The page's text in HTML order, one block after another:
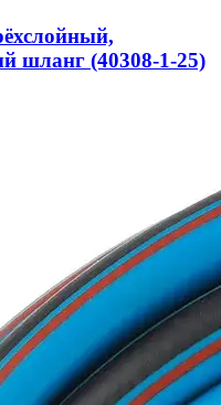
шланг (40308-1-25)